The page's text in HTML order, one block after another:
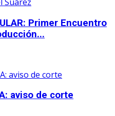
Primer Encuentro
aviso de corte